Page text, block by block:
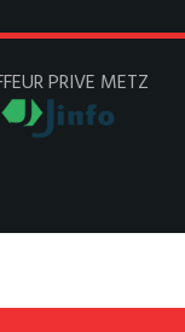
PRIVE METZ